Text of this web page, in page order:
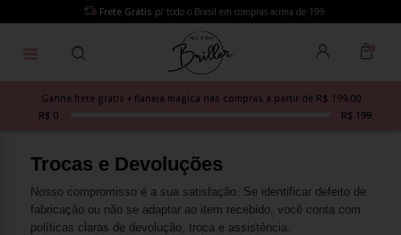
Frete Grátis p/ todo o Brasil em compras acima de 199
Ganhe frete grátis + flanela mágica nas compras a partir de R$ 199,00
R$ 0
R$ 199
Trocas e Devoluções
Nosso compromisso é a sua satisfação. Se identificar defeito de
fabricação ou não se adaptar ao item recebido, você conta com
políticas claras de devolução, troca e assistência.